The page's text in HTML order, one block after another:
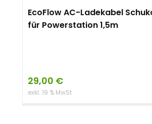
EcoFlow AC-Ladekabel
für Powerstation 1,5m
29,00 €
exkl. 19 % MwSt.